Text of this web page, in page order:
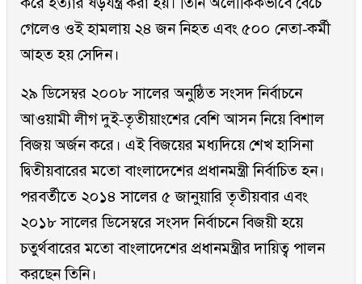
গেলেও ওই হামলায় ২৪ জন নিহত এবং ৫০০ নেতা-কর্মী
আহত হয় সেদিন।
২৯ ডিসেম্বর ২০০৮ সালের অনুষ্ঠিত সংসদ নির্বাচনে
আওয়ামী লীগ দুই-তৃতীয়াংশের বেশি আসন নিয়ে বিশাল
বিজয় অর্জন করে। এই বিজয়ের মধ্যদিয়ে শেখ হাসিনা
দ্বিতীয়বারের মতো বাংলাদেশের প্রধানমন্ত্রী নির্বাচিত হন।
পরবর্তীতে ২০১৪ সালের ৫ জানুয়ারি তৃতীয়বার এবং
২০১৮ সালের ডিসেম্বরে সংসদ নির্বাচনে বিজয়ী হয়ে
চতুর্থবারের মতো বাংলাদেশের প্রধানমন্ত্রীর দায়িত্ব পালন
করছেন তিনি।